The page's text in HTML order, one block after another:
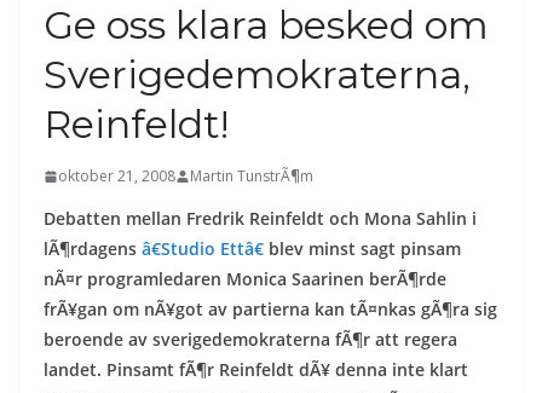
Ge oss klara besked om
Sverigedemokraterna,
Reinfeldt!
oktober 21, 2008 Martin TunstrÃ¶m
Debatten mellan Fredrik Reinfeldt och Mona Sahlin i
lÃ¶rdagens â€Studio Ettâ€ blev minst sagt pinsam
nÃ¤r programledaren Monica Saarinen berÃ¶rde
frÃ¥gan om nÃ¥got av partierna kan tÃ¤nkas gÃ¶ra sig
beroende av sverigedemokraterna fÃ¶r att regera
landet. Pinsamt fÃ¶r Reinfeldt dÃ¥ denna inte klart